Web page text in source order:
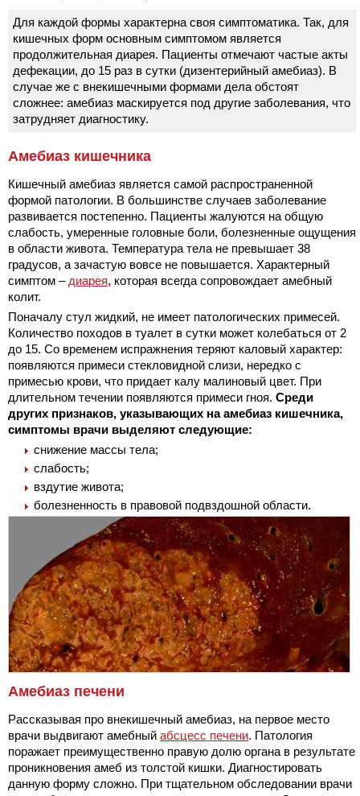
Для каждой формы характерна своя симптоматика. Так, для
кишечных форм основным симптомом является
продолжительная диарея. Пациенты отмечают частые акты
дефекации, до 15 раз в сутки (дизентерийный амебиаз). В
случае же с внекишечными формами дела обстоят
сложнее: амебиаз маскируется под другие заболевания, что
затрудняет диагностику.
Амебиаз кишечника
Кишечный амебиаз является самой распространенной
формой патологии. В большинстве случаев заболевание
развивается постепенно. Пациенты жалуются на общую
слабость, умеренные головные боли, болезненные ощущения
в области живота. Температура тела не превышает 38
градусов, а зачастую вовсе не повышается. Характерный
симптом – диарея, которая всегда сопровождает амебный
колит.
Поначалу стул жидкий, не имеет патологических примесей.
Количество походов в туалет в сутки может колебаться от 2
до 15. Со временем испражнения теряют каловый характер:
появляются примеси стекловидной слизи, нередко с
примесью крови, что придает калу малиновый цвет. При
длительном течении появляются примеси гноя. Среди
других признаков, указывающих на амебиаз кишечника,
симптомы врачи выделяют следующие:
снижение массы тела;
слабость;
вздутие живота;
болезненность в правовой подвздошной области.
Амебиаз печени
Рассказывая про внекишечный амебиаз, на первое место
врачи выдвигают амебный абсцесс печени. Патология
поражает преимущественно правую долю органа в результате
проникновения амеб из толстой кишки. Диагностировать
данную форму сложно. При тщательном обследовании врачи